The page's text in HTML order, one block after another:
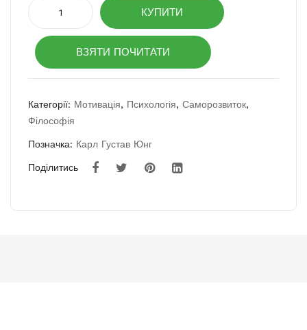
та
алхімія
кількість
КУПИТИ
ВЗЯТИ ПОЧИТАТИ
Категорії: Мотивація, Психологія, Саморозвиток,
Філософія
Позначка: Карл Густав Юнг
Поділитись